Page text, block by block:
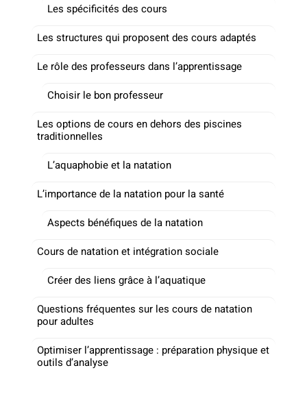
Les spécificités des cours
Les structures qui proposent des cours adaptés
Le rôle des professeurs dans l’apprentissage
Choisir le bon professeur
Les options de cours en dehors des piscines
traditionnelles
L’aquaphobie et la natation
L’importance de la natation pour la santé
Aspects bénéfiques de la natation
Cours de natation et intégration sociale
Créer des liens grâce à l’aquatique
Questions fréquentes sur les cours de natation
pour adultes
Optimiser l’apprentissage : préparation physique et
outils d’analyse